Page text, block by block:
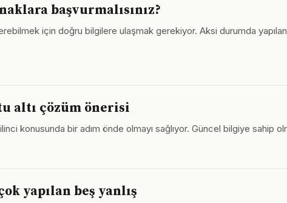
başvurmalısınız?
için doğru bilgilere ulaşmak gerekiyor. Aksi durumda
altı çözüm önerisi
konusunda bir adım önde olmayı sağlıyor. Güncel bilgiye sahip
yapılan beş yanlış